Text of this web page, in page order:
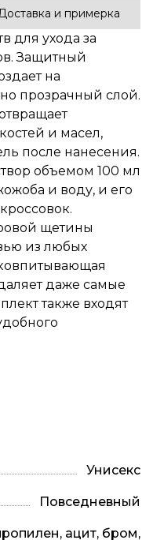
и примерка
для ухода за
Защитный
на
прозрачный слой.
и масел,
после нанесения.
объемом 100 мл
и воду, и его
щетины
из любых
даже самые
также входят
Унисекс
Повседневный
ацит, бром,